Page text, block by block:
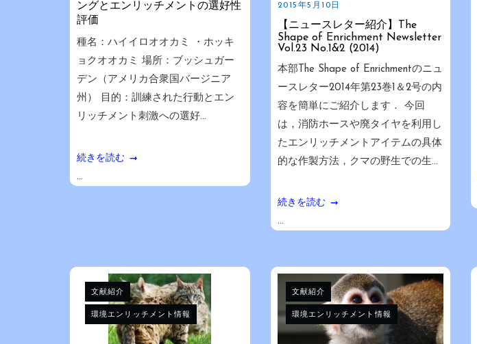
ングとエンリッチメントの選好性
評価
種名：ハイイロオオカミ ・ホッキ
ョクオオカミ 場所：ブッシュガー
デン（アメリカ合衆国バージニア
州） 目的：訓練された行動とエン
リッチメント刺激への選好...
続きを読む
...
2015年5月10日
【ニュースレター紹介】The
Shape of Enrichment Newsletter
Vol.23 No.1&2 (2014)
本部The Shape of Enrichmentのニュ
ースレター2014年第23巻1＆2号の内
容を簡単にご紹介します． 今回
は，消防ホースや廃タイヤを利用し
たエンリッチメントアイテムの具体
的な作製方法，クマの野生での生...
続きを読む
...
文献紹介
環境エンリッチメント情報
文献紹介
環境エンリッチメント情報